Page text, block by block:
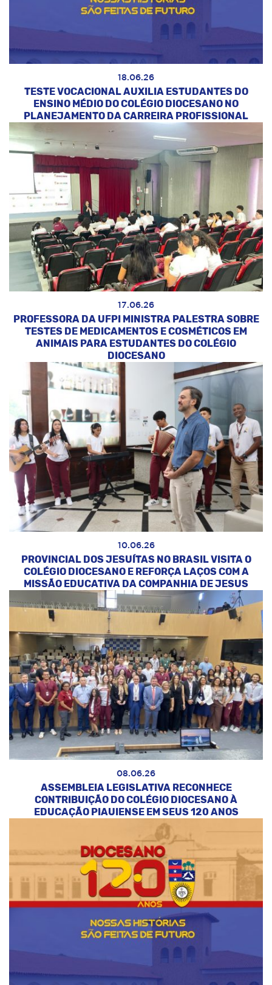
18.06.26
TESTE VOCACIONAL AUXILIA ESTUDANTES DO
ENSINO MÉDIO DO COLÉGIO DIOCESANO NO
PLANEJAMENTO DA CARREIRA PROFISSIONAL
17.06.26
PROFESSORA DA UFPI MINISTRA PALESTRA SOBRE
TESTES DE MEDICAMENTOS E COSMÉTICOS EM
ANIMAIS PARA ESTUDANTES DO COLÉGIO
DIOCESANO
10.06.26
PROVINCIAL DOS JESUÍTAS NO BRASIL VISITA O
COLÉGIO DIOCESANO E REFORÇA LAÇOS COM A
MISSÃO EDUCATIVA DA COMPANHIA DE JESUS
08.06.26
ASSEMBLEIA LEGISLATIVA RECONHECE
CONTRIBUIÇÃO DO COLÉGIO DIOCESANO À
EDUCAÇÃO PIAUIENSE EM SEUS 120 ANOS